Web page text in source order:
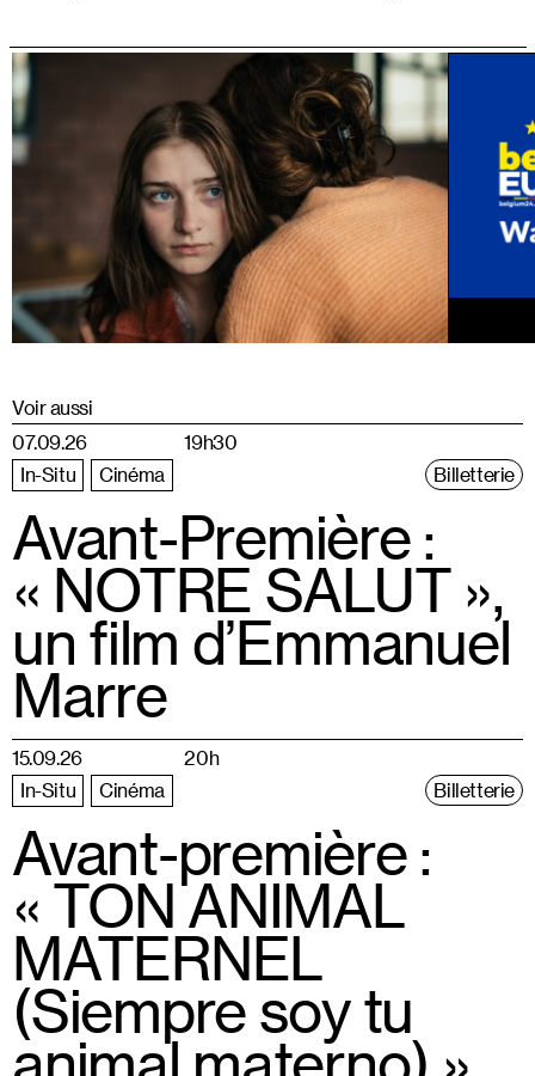
Voir aussi
07.09.26
19h30
In-Situ
Cinéma Billetterie
Avant-Première :
« NOTRE SALUT »,
un film d’Emmanuel
Marre
15.09.26
20h
In-Situ
Cinéma Billetterie
Avant-première :
« TON ANIMAL
MATERNEL
(Siempre soy tu
animal materno) »,